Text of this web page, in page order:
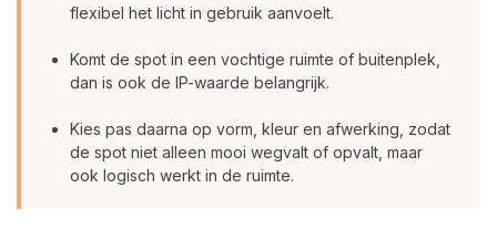
flexibel het licht in gebruik aanvoelt.
Komt de spot in een vochtige ruimte of buitenplek,
dan is ook de IP-waarde belangrijk.
Kies pas daarna op vorm, kleur en afwerking, zodat
de spot niet alleen mooi wegvalt of opvalt, maar
ook logisch werkt in de ruimte.